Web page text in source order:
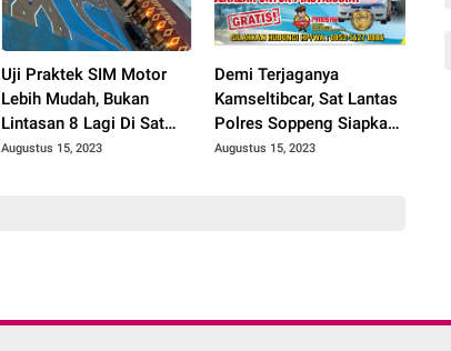
Uji Praktek SIM Motor
Lebih Mudah, Bukan
Lintasan 8 Lagi Di Sat
Lantas Polres Soppeng
Augustus 15, 2023
Demi Terjaganya
Kamseltibcar, Sat Lantas
Polres Soppeng Siapkan
Layanan Pengawalan
Augustus 15, 2023